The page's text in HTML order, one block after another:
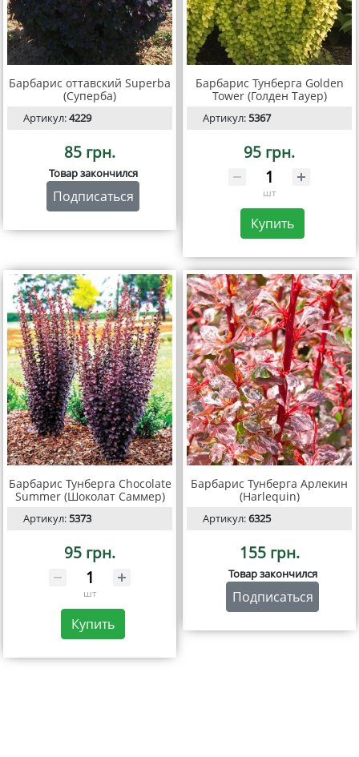
Барбарис оттавский Superba
(Суперба)
Артикул:4229
85 грн.
Товар закончился
Подписаться
Барбарис Тунберга Golden
Tower (Голден Тауер)
Артикул:5367
95 грн.
шт
Купить
Барбарис Тунберга Chocolate
Summer (Шоколат Саммер)
Артикул:5373
95 грн.
шт
Купить
Барбарис Тунберга Арлекин
(Harlequin)
Артикул:6325
155 грн.
Товар закончился
Подписаться